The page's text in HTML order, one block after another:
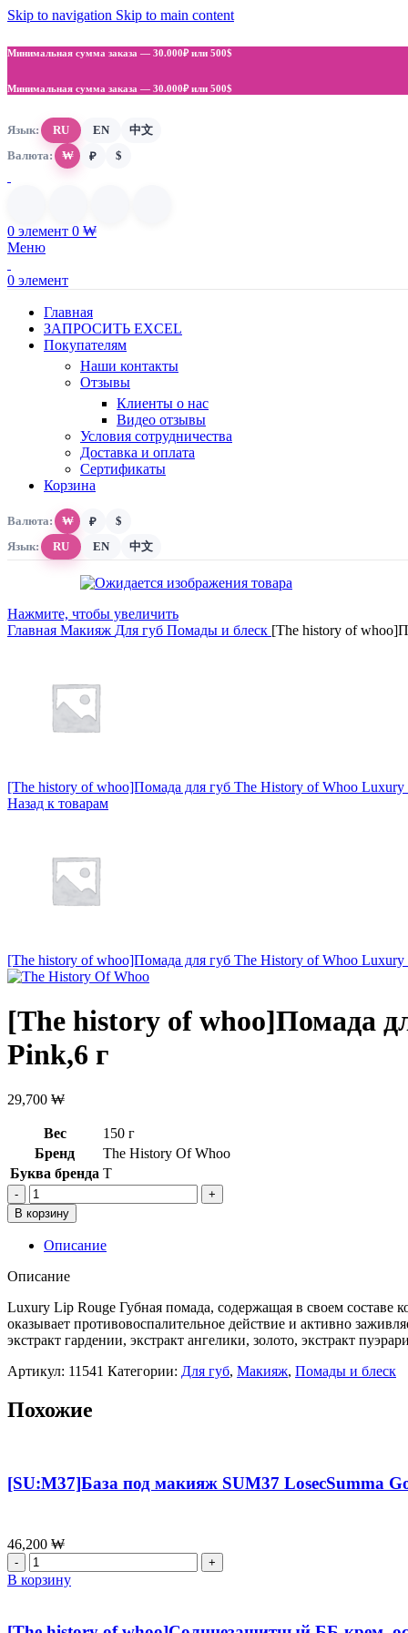
Skip to navigation Skip to main content
Минимальная сумма заказа — 30.000₽ или 500$
Минимальная сумма заказа — 30.000₽ или 500$
Язык: RU EN
中文
Валюта:
₩ ₽ $
0 элемент 0 ₩
Меню
0 элемент
Главная
ЗАПРОСИТЬ EXCEL
Покупателям
Наши контакты
Отзывы
Клиенты о нас
Видео отзывы
Условия сотрудничества
Доставка и оплата
Сертификаты
Корзина
Валюта: ₩ ₽
$
Язык:
RU EN 中文
Нажмите, чтобы увеличить
Главная Макияж Для губ Помады и блеск [The history of
[The history of whoo]Помада для губ The History of Whoo
Назад к товарам
[The history of whoo]Помада для губ The History of Whoo
[The history of whoo]Помада
Pink,6 г
29,700 ₩
Вес
150 г
Бренд
The History Of Whoo
Буква бренда T
Количество
товара
[The
history
whoo]Помада
губ
The
History
Whoo
Lip
Rouge
Pink,6
В корзину
Описание
Описание
Luxury Lip Rouge Губная помада, содержащая в своем составе
оказывает противовоспалительное действие и активно
экстракт гардении, экстракт ангелики, золото, экстракт
Артикул: 11541 Категории: Для губ, Макияж, Помады и блеск
Похожие
[SU:M37]База под макияж SUM37 LosecSumma
46,200 ₩
Количество
товара
[SU:M37]База
макияж
В корзину